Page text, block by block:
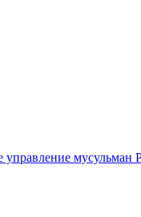
управление мусульман